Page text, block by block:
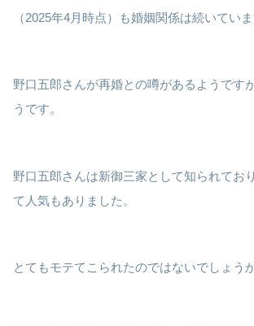
（2025年4月時点）も婚姻関係は続いていま
野口五郎さんが再婚との噂があるようです
うです。
野口五郎さんは新御三家として知られてお
て人気もありました。
とてもモテてこられたのではないでしょうか